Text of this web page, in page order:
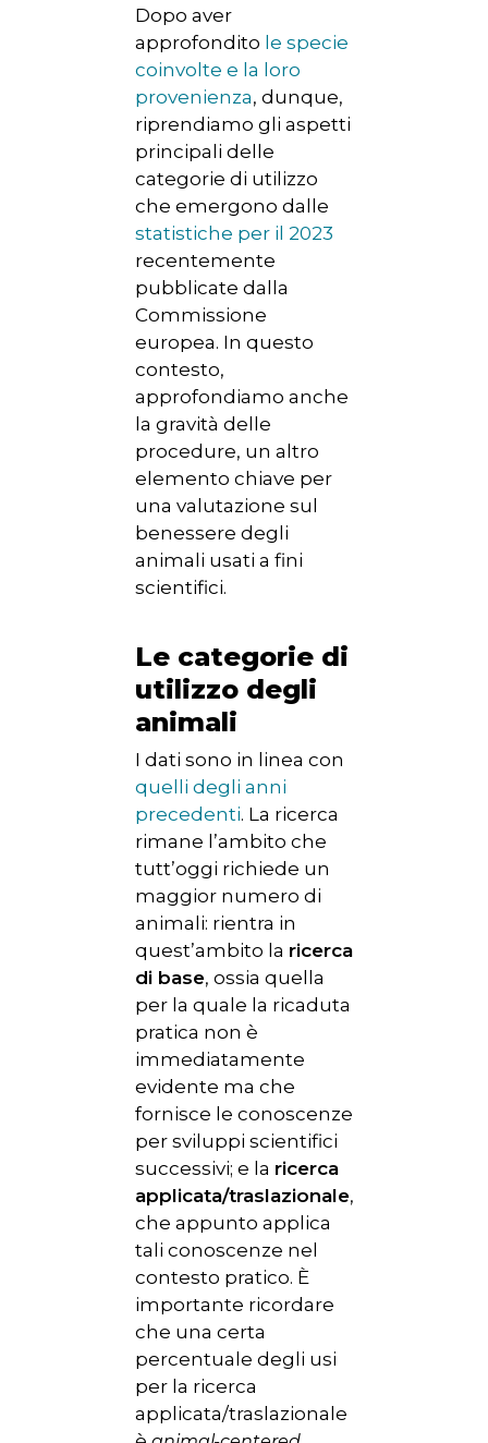
Dopo aver
approfondito le specie
coinvolte e la loro
provenienza, dunque,
riprendiamo gli aspetti
principali delle
categorie di utilizzo
che emergono dalle
statistiche per il 2023
recentemente
pubblicate dalla
Commissione
europea. In questo
contesto,
approfondiamo anche
la gravità delle
procedure, un altro
elemento chiave per
una valutazione sul
benessere degli
animali usati a fini
scientifici.
Le categorie di
utilizzo degli
animali
I dati sono in linea con
quelli degli anni
precedenti. La ricerca
rimane l’ambito che
tutt’oggi richiede un
maggior numero di
animali: rientra in
quest’ambito la ricerca
di base, ossia quella
per la quale la ricaduta
pratica non è
immediatamente
evidente ma che
fornisce le conoscenze
per sviluppi scientifici
successivi; e la ricerca
applicata/traslazionale,
che appunto applica
tali conoscenze nel
contesto pratico. È
importante ricordare
che una certa
percentuale degli usi
per la ricerca
applicata/traslazionale